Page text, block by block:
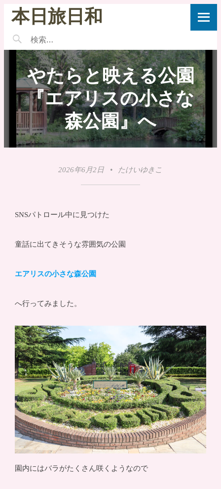
本日旅日和
やたらと映える公園
『エアリスの小さな
森公園』へ
2026年6月2日 • たけいゆきこ
SNSパトロール中に見つけた
童話に出てきそうな雰囲気の公園
エアリスの小さな森公園
へ行ってみました。
園内にはバラがたくさん咲くようなので